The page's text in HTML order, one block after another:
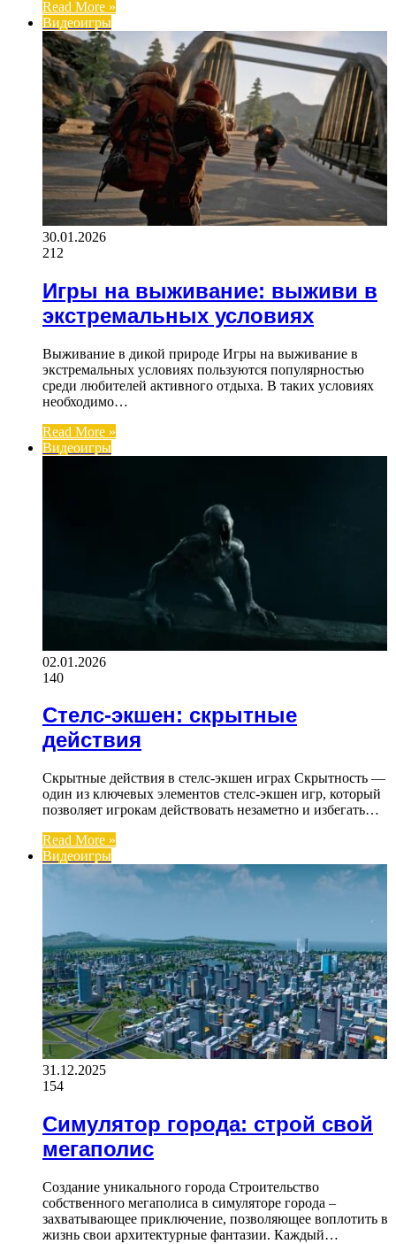
Read More »
Видеоигры
30.01.2026
212
Игры на выживание: выживи в
экстремальных условиях
Выживание в дикой природе Игры на выживание в
экстремальных условиях пользуются популярностью
среди любителей активного отдыха. В таких условиях
необходимо…
Read More »
Видеоигры
02.01.2026
140
Стелс-экшен: скрытные
действия
Скрытные действия в стелс-экшен играх Скрытность —
один из ключевых элементов стелс-экшен игр, который
позволяет игрокам действовать незаметно и избегать…
Read More »
Видеоигры
31.12.2025
154
Симулятор города: строй свой
мегаполис
Создание уникального города Строительство
собственного мегаполиса в симуляторе города –
захватывающее приключение, позволяющее воплотить в
жизнь свои архитектурные фантазии. Каждый…